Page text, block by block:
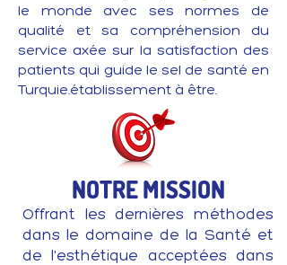
le monde avec ses normes de
qualité et sa compréhension du
service axée sur la satisfaction des
patients qui guide le sel de santé en
Turquie.établissement à être.
NOTRE MISSION
Offrant les dernières méthodes
dans le domaine de la Santé et
de l'esthétique acceptées dans